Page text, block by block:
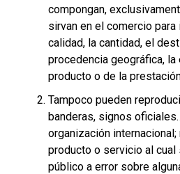
compongan,
sirvan en el comercio
calidad, la cantidad, el
procedencia geográfica,
producto o de la
Tampoco pueden
banderas, signos
organización
producto o servicio al cual
público a error sobre